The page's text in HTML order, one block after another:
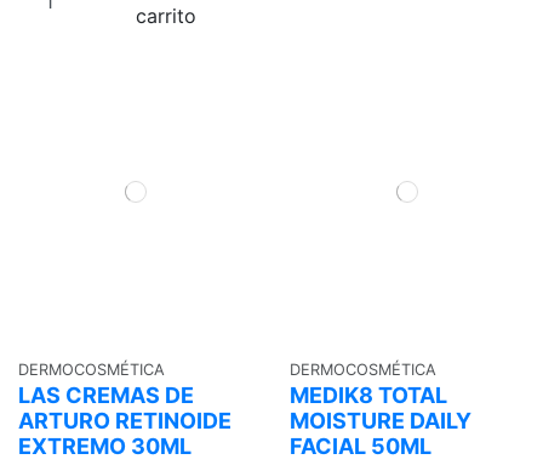
carrito
DERMOCOSMÉTICA
LAS CREMAS DE
ARTURO RETINOIDE
EXTREMO 30ML
DERMOCOSMÉTICA
MEDIK8 TOTAL
MOISTURE DAILY
FACIAL 50ML